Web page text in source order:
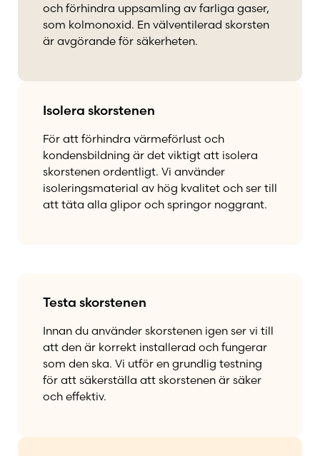
och förhindra uppsamling av farliga gaser,
som kolmonoxid. En välventilerad skorsten
är avgörande för säkerheten.
Isolera skorstenen
För att förhindra värmeförlust och
kondensbildning är det viktigt att isolera
skorstenen ordentligt. Vi använder
isoleringsmaterial av hög kvalitet och ser till
att täta alla glipor och springor noggrant.
Testa skorstenen
Innan du använder skorstenen igen ser vi till
att den är korrekt installerad och fungerar
som den ska. Vi utför en grundlig testning
för att säkerställa att skorstenen är säker
och effektiv.